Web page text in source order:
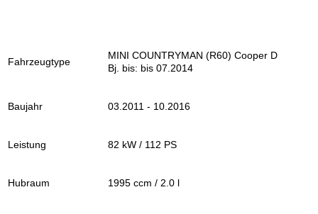
Fahrzeugtype
MINI COUNTRYMAN (R60) Cooper D
Bj. bis: bis 07.2014
Baujahr 03.2011 - 10.2016
Leistung 82 kW / 112 PS
Hubraum 1995 ccm / 2.0 l